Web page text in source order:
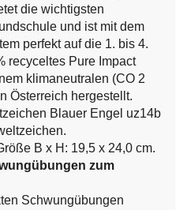
die wichtigsten
und ist mit dem
perfekt auf die 1. bis 4.
recyceltes Pure Impact
klimaneutralen (CO 2
Österreich hergestellt.
Blauer Engel uz14b
B x H: 19,5 x 24,0 cm.
zum
Schwungübungen